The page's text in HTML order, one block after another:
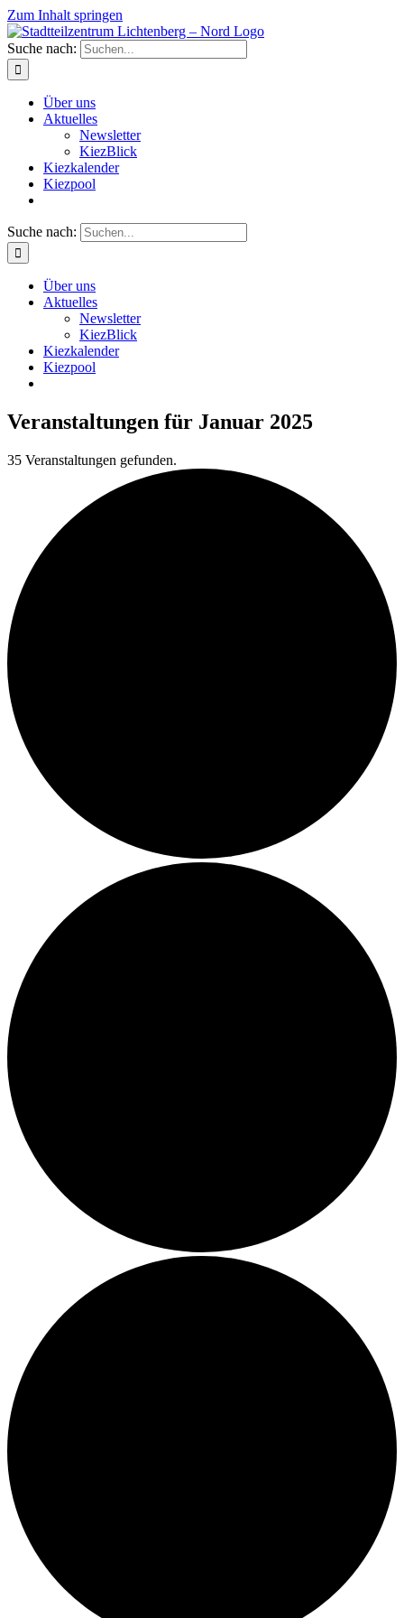
Zum Inhalt springen
Suche nach:
Über uns
Aktuelles
Newsletter
KiezBlick
Kiezkalender
Kiezpool
Suche nach:
Über uns
Aktuelles
Newsletter
KiezBlick
Kiezkalender
Kiezpool
Veranstaltungen für Januar 2025
35 Veranstaltungen gefunden.